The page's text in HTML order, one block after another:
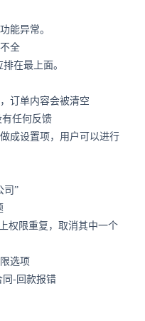
能异常。
全
在最上面。
订单内容会被清空
任何反馈
成设置项，用户可以进行
司”
权限重复，取消其中一个
选项
同-回款报错